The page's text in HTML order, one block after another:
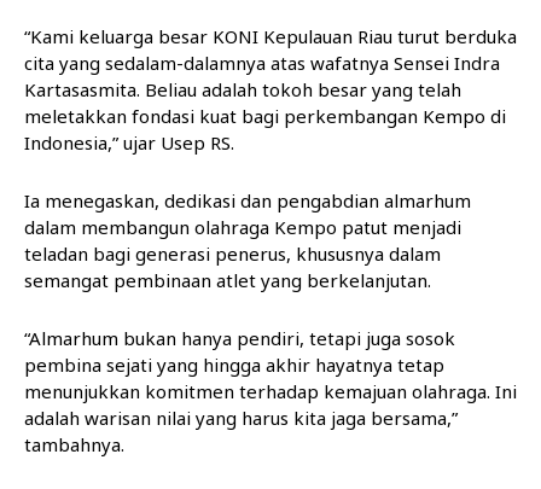
“Kami keluarga besar KONI Kepulauan Riau turut berduka
cita yang sedalam-dalamnya atas wafatnya Sensei Indra
Kartasasmita. Beliau adalah tokoh besar yang telah
meletakkan fondasi kuat bagi perkembangan Kempo di
Indonesia,” ujar Usep RS.
Ia menegaskan, dedikasi dan pengabdian almarhum
dalam membangun olahraga Kempo patut menjadi
teladan bagi generasi penerus, khususnya dalam
semangat pembinaan atlet yang berkelanjutan.
“Almarhum bukan hanya pendiri, tetapi juga sosok
pembina sejati yang hingga akhir hayatnya tetap
menunjukkan komitmen terhadap kemajuan olahraga. Ini
adalah warisan nilai yang harus kita jaga bersama,”
tambahnya.